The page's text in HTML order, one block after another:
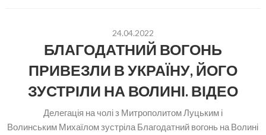
24.04.2022
БЛАГОДАТНИЙ ВОГОНЬ
ПРИВЕЗЛИ В УКРАЇНУ, ЙОГО
ЗУСТРІЛИ НА ВОЛИНІ. ВІДЕО
Делегація на чолі з Митрополитом Луцьким і
Волинським Михаїлом зустріла Благодатний вогонь на Волині